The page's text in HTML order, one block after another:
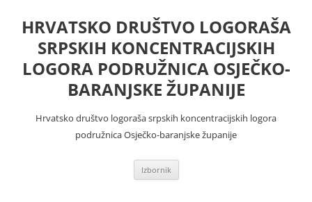
sadržaja
HRVATSKO DRUŠTVO LOGORAŠA
SRPSKIH KONCENTRACIJSKIH
LOGORA PODRUŽNICA OSJEČKO-
BARANJSKE ŽUPANIJE
Hrvatsko društvo logoraša srpskih koncentracijskih logora
podružnica Osječko-baranjske županije
Izbornik